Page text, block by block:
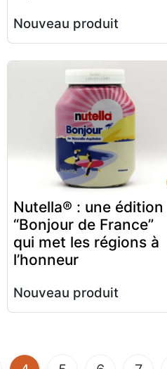
Nouveau produit
Nutella® : une édition
“Bonjour de France”
qui met les régions à
l’honneur
Nouveau produit